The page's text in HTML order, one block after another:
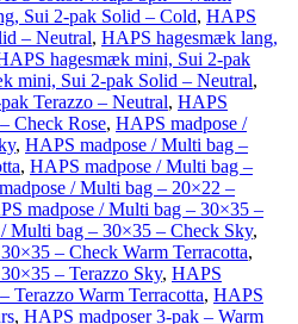
Sui 2-pak Solid – Cold, HAPS
– Neutral, HAPS hagesmæk lang,
hagesmæk mini, Sui 2-pak
mini, Sui 2-pak Solid – Neutral,
Terazzo – Neutral, HAPS
Check Rose, HAPS madpose /
, HAPS madpose / Multi bag –
, HAPS madpose / Multi bag –
/ Multi bag – 20×22 –
madpose / Multi bag – 30×35 –
Multi bag – 30×35 – Check Sky,
– Check Warm Terracotta,
– Terazzo Sky, HAPS
Terazzo Warm Terracotta, HAPS
, HAPS madposer 3-pak – Warm